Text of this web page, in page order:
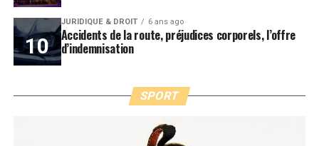
JURIDIQUE & DROIT 6 ans ago
Accidents de la route, préjudices corporels, l’offre
d’indemnisation
SPORT